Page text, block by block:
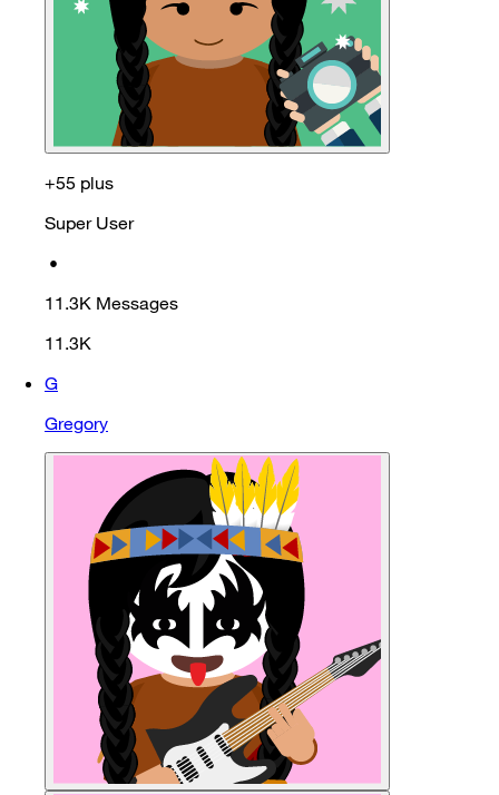
+55 plus
Super User
•
11.3K Messages
11.3K
G
Gregory